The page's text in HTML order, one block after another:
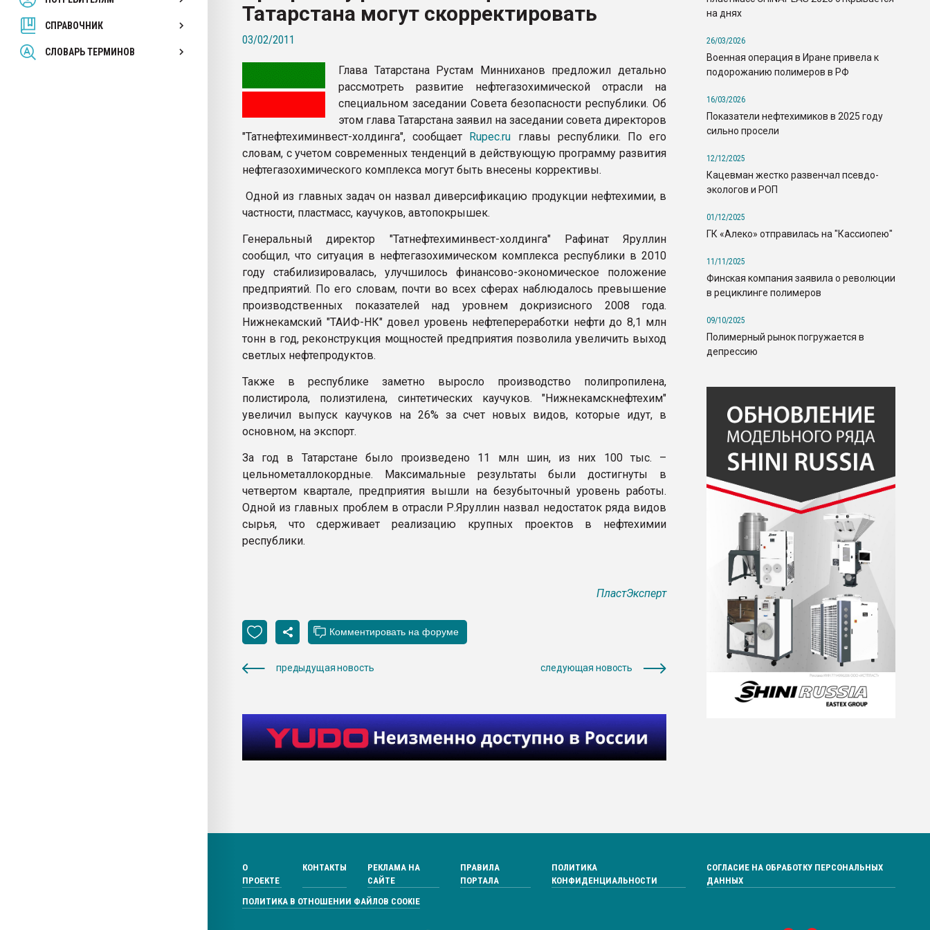
СПРАВОЧНИК
СЛОВАРЬ ТЕРМИНОВ
покупка, обмен
Татарстана могут скорректировать
03/02/2011
Глава Татарстана Рустам Минниханов предложил детально
рассмотреть развитие нефтегазохимической отрасли на
специальном заседании Совета безопасности республики. Об
этом глава Татарстана заявил на заседании совета директоров
"Татнефтехиминвест-холдинга", сообщает
Rupec.ru главы республики. По его
словам, с учетом современных тенденций в действующую программу развития
нефтегазохимического комплекса могут быть внесены коррективы.
Одной из главных задач он назвал диверсификацию продукции нефтехимии, в
частности, пластмасс, каучуков, автопокрышек.
Генеральный директор "Татнефтехиминвест-холдинга" Рафинат Яруллин
сообщил, что ситуация в нефтегазохимическом комплекса республики в 2010
году стабилизировалась, улучшилось финансово-экономическое положение
предприятий. По его словам, почти во всех сферах наблюдалось превышение
производственных показателей над уровнем докризисного 2008 года.
Нижнекамский "ТАИФ-НК" довел уровень нефтепереработки нефти до 8,1 млн
тонн в год, реконструкция мощностей предприятия позволила увеличить выход
светлых нефтепродуктов.
Также в республике заметно выросло производство полипропилена,
полистирола, полиэтилена, синтетических каучуков. "Нижнекамскнефтехим"
увеличил выпуск каучуков на 26% за счет новых видов, которые идут, в
основном, на экспорт.
За год в Татарстане было произведено 11 млн шин, из них 100 тыс. –
цельнометаллокордные. Максимальные результаты были достигнуты в
четвертом квартале, предприятия вышли на безубыточный уровень работы.
Одной из главных проблем в отрасли Р.Яруллин назвал недостаток ряда видов
сырья, что сдерживает реализацию крупных проектов в нефтехимии
республики.
ПластЭксперт
предыдущая новость следующая новость
на днях
26/03/2026
Военная операция в Иране привела к
подорожанию полимеров в РФ
16/03/2026
Показатели нефтехимиков в 2025 году
сильно просели
12/12/2025
Кацевман жестко развенчал псевдо-
экологов и РОП
01/12/2025
ГК «Алеко» отправилась на "Кассиопею"
11/11/2025
Финская компания заявила о революции
в рециклинге полимеров
09/10/2025
Полимерный рынок погружается в
депрессию
О
ПРОЕКТЕ
КОНТАКТЫ
РЕКЛАМА НА
САЙТЕ
ПРАВИЛА
ПОРТАЛА
ПОЛИТИКА
КОНФИДЕНЦИАЛЬНОСТИ
СОГЛАСИЕ НА ОБРАБОТКУ ПЕРСОНАЛЬНЫХ
ДАННЫХ
ПОЛИТИКА В ОТНОШЕНИИ ФАЙЛОВ COOKIE